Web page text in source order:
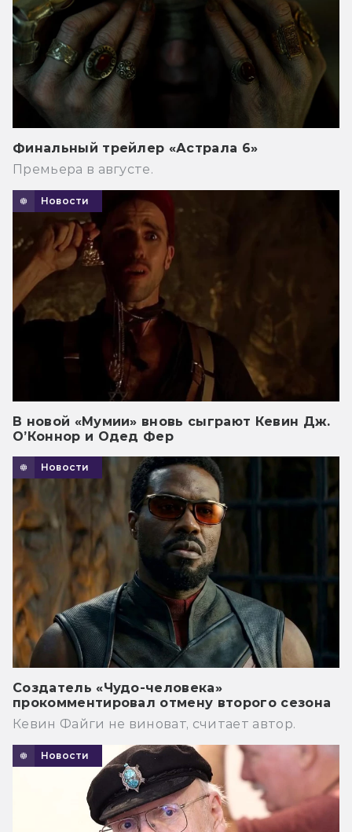
Финальный трейлер «Астрала 6»
Премьера в августе.
Новости
В новой «Мумии» вновь сыграют Кевин Дж.
О’Коннор и Одед Фер
Новости
Создатель «Чудо-человека»
прокомментировал отмену второго сезона
Кевин Файги не виноват, считает автор.
Новости